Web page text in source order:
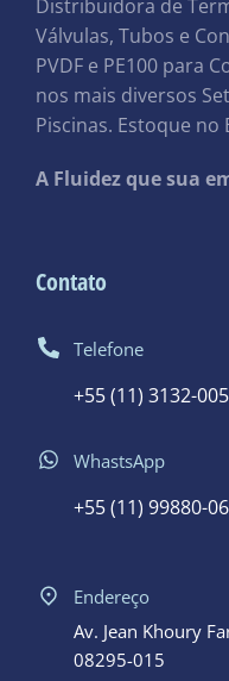
Distribuidora de
Válvulas, Tubos e
PVDF e PE100 para
nos mais diversos
Piscinas. Estoque no
A Fluidez que sua
Contato
Telefone
+55 (11) 3132-
WhastsApp
+55 (11) 99880-
Endereço
Av. Jean Khoury
08295-015